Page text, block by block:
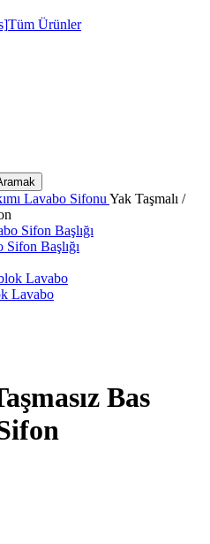
Tüm Ürünler
Lavabo Sifonu Yak Taşmalı /
Sifon Başlığı
Lavabo
Bas